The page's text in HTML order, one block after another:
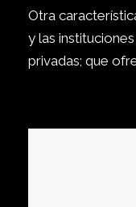
Otra
y las
privadas; que